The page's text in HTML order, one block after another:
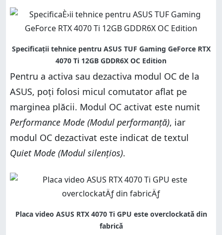
Pentru a activa sau dezactiva modul OC de la
ASUS, poți folosi micul comutator aflat pe
marginea plăcii. Modul OC activat este numit
Performance Mode (Modul performanță), iar
modul OC dezactivat este indicat de textul
Quiet Mode (Modul silențios).